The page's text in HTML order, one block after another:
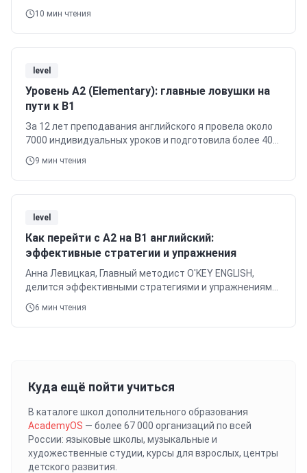
учеников к международным экзаменам.
10 мин чтения
level
Уровень A2 (Elementary): главные ловушки на
пути к B1
За 12 лет преподавания английского я провела около
7000 индивидуальных уроков и подготовила более 400
учеников к международным экзаменам.
9 мин чтения
level
Как перейти с A2 на B1 английский:
эффективные стратегии и упражнения
Анна Левицкая, Главный методист O'KEY ENGLISH,
делится эффективными стратегиями и упражнениями,
как перейти с A2 на B1 английский. Узнайте о развитии
лексики, грамматики и всех навыков.
6 мин чтения
Куда ещё пойти учиться
В каталоге школ дополнительного образования
AcademyOS — более 67 000 организаций по всей
России: языковые школы, музыкальные и
художественные студии, курсы для взрослых, центры
детского развития.